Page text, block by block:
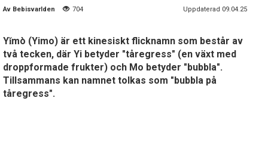
Av Bebisvarlden 704 Uppdaterad 09.04.25
Yǐmò (Yimo) är ett kinesiskt flicknamn som består av
två tecken, där Yi betyder "tåregress" (en växt med
droppformade frukter) och Mo betyder "bubbla".
Tillsammans kan namnet tolkas som "bubbla på
tåregress".